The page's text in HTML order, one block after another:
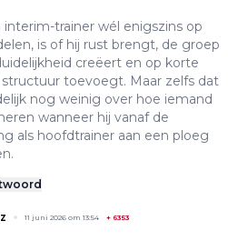
interim-trainer wél enigszins op
is of hij rust brengt, de groep
creëert en op korte
toevoegt. Maar zelfs dat
nog weinig over hoe iemand
wanneer hij vanaf de
als hoofdtrainer aan een ploeg
11 juni 2026 om 13:54 + 6353